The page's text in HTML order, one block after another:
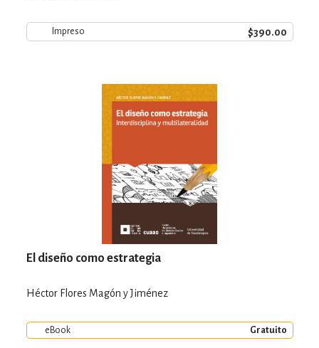
Impreso $390.00
El diseño como estrategia
Héctor Flores Magón y Jiménez
eBook Gratuito